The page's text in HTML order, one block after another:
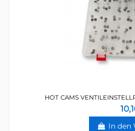
HOT CAMS
In den